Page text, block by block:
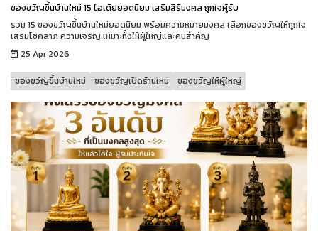
ของขวัญขึ้นบ้านใหม่ 15 ไอเดียยอดนิยม เสริมสิริมงคล ถูกใจผู้รับ
รวม 15 ของขวัญขึ้นบ้านใหม่ยอดนิยม พร้อมความหมายมงคล เลือกของขวัญให้ถูกใจ
เสริมโชคลาภ ความเจริญ เหมาะทั้งให้ผู้ใหญ่และคนสำคัญ
25 Apr 2026
ของขวัญขึ้นบ้านใหม่ ของขวัญเปิดร้านใหม่ ของขวัญให้ผู้ใหญ่